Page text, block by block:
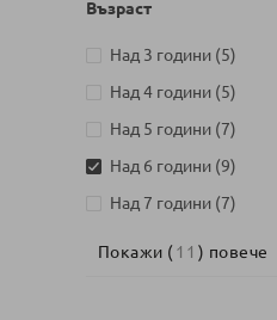
Възраст
Над 3 години 5
артикули
Над 4 години 5
артикули
Над 5 години 7
артикули
Над 6 години 9
артикули
Над 7 години 7
артикули
Покажи (11 ) повече